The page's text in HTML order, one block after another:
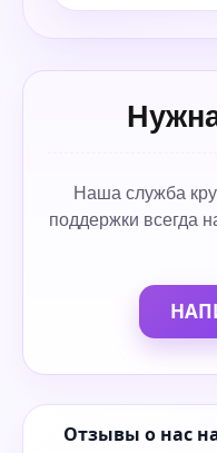
Наша служба
поддержки всегда
Отзывы о нас